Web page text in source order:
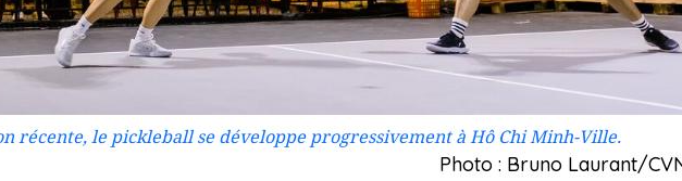
récente, le pickleball se développe progressivement à Hô Chi Minh-Ville.
Photo : Bruno Laurant/